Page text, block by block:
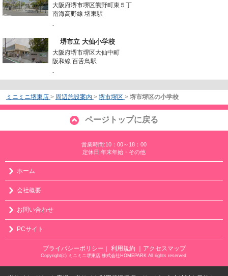
大阪府堺市堺区熊野町東５丁
南海高野線 堺東駅
-
堺市立 大仙小学校
大阪府堺市堺区大仙中町
阪和線 百舌鳥駅
-
ミニミニ堺東店 > 周辺施設案内 > 堺市堺区 > 堺市堺区の小学校
ページトップに戻る
営業時間:10：00～18：00
定休日:年末年始・その他
ホーム
会社概要
お問い合わせ
PCサイト
プライバシーポリシー ｜ 利用規約 ｜アクセスマップ
Copyright(c) ミニミニ堺東店 株式会社HOMEPARK All rights reserved.